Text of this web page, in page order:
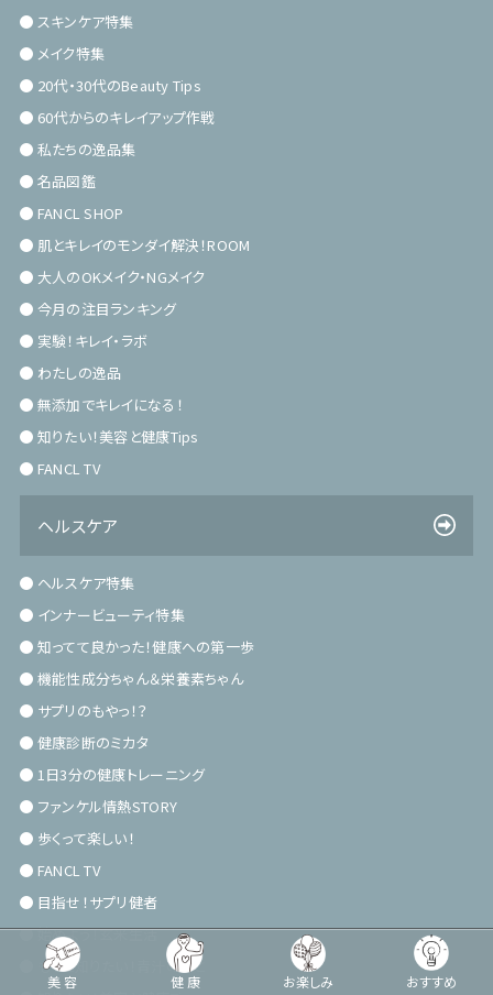
美容 健康 お楽しみ おすすめ
スキンケア特集
メイク特集
20代・30代のBeauty Tips
60代からのキレイアップ作戦
私たちの逸品集
名品図鑑
FANCL SHOP
肌とキレイのモンダイ解決！ROOM
大人のOKメイク・NGメイク
今月の注目ランキング
実験！キレイ・ラボ
わたしの逸品
無添加でキレイになる！
知りたい！美容と健康Tips
FANCL TV
ヘルスケア
ヘルスケア特集
インナービューティ特集
知ってて良かった！健康への第一歩
機能性成分ちゃん＆栄養素ちゃん
サプリのもやっ！？
健康診断のミカタ
1日3分の健康トレーニング
ファンケル情熱STORY
歩くって楽しい！
FANCL TV
目指せ！サプリ健者
始めよう！玄米生活
もっと知りたい！青汁のこと